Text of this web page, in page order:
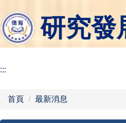
到
主
要
容
研究發
:::
首頁 最新消息